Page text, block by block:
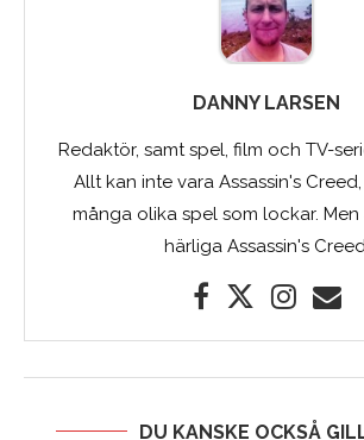
DANNY LARSEN
Redaktör, samt spel, film och TV-
Allt kan inte vara Assassin's
många olika spel som lockar. Men
härliga Assassin's
DU KANSKE OCKSÅ